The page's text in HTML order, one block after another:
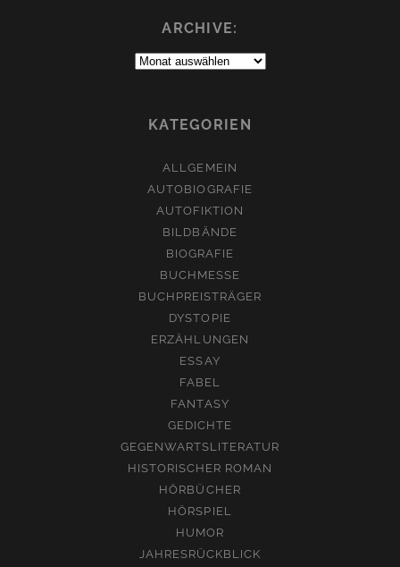
ARCHIVE:
Archive:
KATEGORIEN
ALLGEMEIN
AUTOBIOGRAFIE
AUTOFIKTION
BILDBÄNDE
BIOGRAFIE
BUCHMESSE
BUCHPREISTRÄGER
DYSTOPIE
ERZÄHLUNGEN
ESSAY
FABEL
FANTASY
GEDICHTE
GEGENWARTSLITERATUR
HISTORISCHER ROMAN
HÖRBÜCHER
HÖRSPIEL
HUMOR
JAHRESRÜCKBLICK